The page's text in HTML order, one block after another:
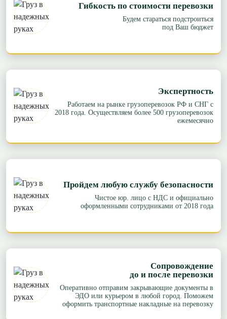
Гибкость по стоимости перевозки
Будем стараться подстроиться
под Ваш бюджет
Экспертность
Работаем на рынке грузоперевозок РФ и СНГ с
2018 года. Осуществляем более 500 грузоперевозок
ежемесячно
Пройдем любую службу безопасности
Чистое юр. лицо с НДС и официально
оформленными сотрудниками от 2018 года
Сопровождение
до и после перевозки
Оперативно отправим закрывающие документы в
ЭДО или курьером в любой город. Поможем
оформить транспортные накладные на перевозку